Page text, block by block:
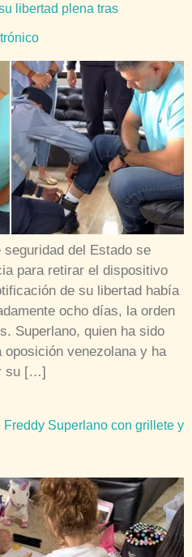
libertad plena tras
del Estado se
para retirar el dispositivo
de su libertad había
ocho días, la orden
Superlano, quien ha sido
oposición venezolana y ha
su […]
Superlano con grillete y